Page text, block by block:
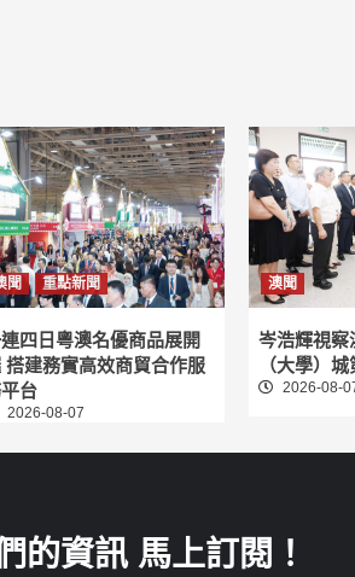
聞 重點新聞
四日粵澳名優商品展開
搭建務實高效商貿合作服
台
2026-08-07
澳聞
岑浩輝視察
（大學）
2026-08-
的資訊 馬上訂閱！